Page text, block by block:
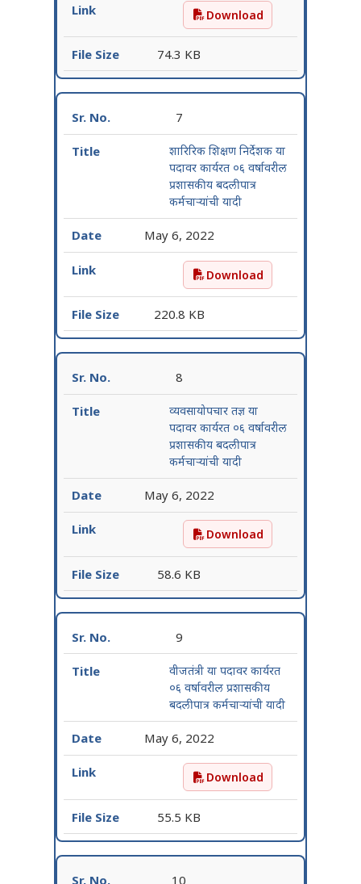
शिंपी या पदावर कार्यरत ०६
Download
74.3 KB
7
शारिरिक शिक्षण निर्देशक या
पदावर कार्यरत ०६ वर्षावरील
प्रशासकीय बदलीपात्र
कर्मचाऱ्यांची यादी
May 6, 2022
शारिरिक शिक्षण निर्देशक या
Download
220.8 KB
8
व्यवसायोपचार तज्ञ या
पदावर कार्यरत ०६ वर्षावरील
प्रशासकीय बदलीपात्र
कर्मचाऱ्यांची यादी
May 6, 2022
व्यवसायोपचार तज्ञ या पदावर
Download
58.6 KB
9
वीजतंत्री या पदावर कार्यरत
०६ वर्षावरील प्रशासकीय
बदलीपात्र कर्मचाऱ्यांची यादी
May 6, 2022
वीजतंत्री या पदावर कार्यरत
Download
55.5 KB
10